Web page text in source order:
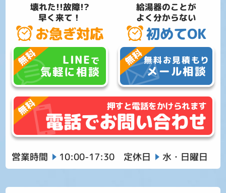
壊れた!!故障!?
早く来て！
お急ぎ対応
LINEで
気軽に相談
給湯器のことが
よく分からない
初めてOK
無料お見積もり
メール相談
押すと電話をかけられます
電話でお問い合わせ
営業時間 10:00-17:30 定休日 水・日曜日